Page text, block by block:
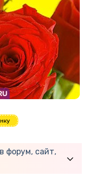
форум, сайт,